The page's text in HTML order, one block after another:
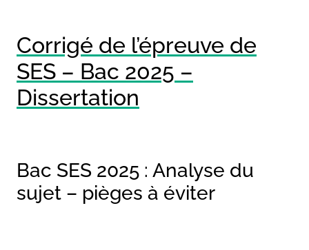
Corrigé de l’épreuve de
SES – Bac 2025 –
Dissertation
Bac SES 2025 : Analyse du
sujet – pièges à éviter